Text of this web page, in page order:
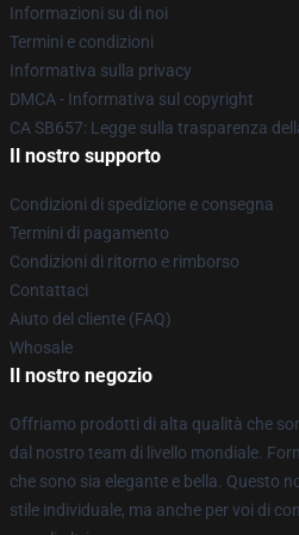
Informazioni su di noi
Termini e condizioni
Informativa sulla privacy
DMCA - Informativa sul copyright
CA SB657: Legge sulla trasparenza
Il nostro supporto
Condizioni di spedizione e consegna
Termini di pagamento
Condizioni di ritorno e rimborso
Contattaci
Aiuto del cliente (FAQ)
Whosale
Il nostro negozio
Offriamo prodotti di alta qualità che
dal nostro team di livello mondiale.
che sono sia elegante e bella. Questo
stile individuale, ma anche per voi di